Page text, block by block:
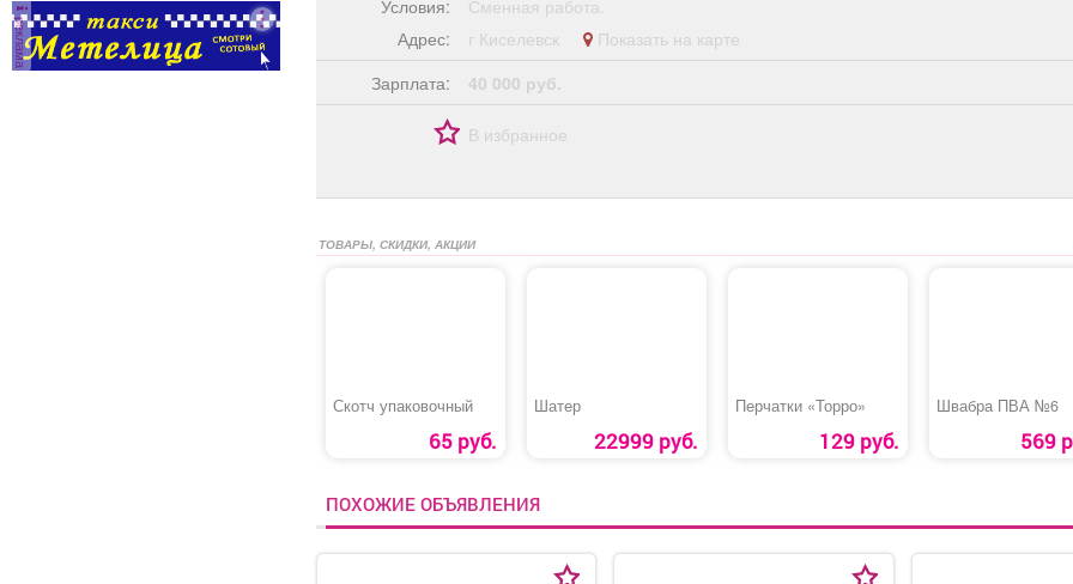
реклама
Условия:
Сменная работа.
Адрес:
г Киселевск
Показать на карте
Зарплата:
40 000 руб.
В избранное
ТОВАРЫ, СКИДКИ, АКЦИИ
Скотч упаковочный
65 руб.
Шатер
22999 руб.
Перчатки «Торро»
129 руб.
Швабра ПВА №6
569
ПОХОЖИЕ ОБЪЯВЛЕНИЯ